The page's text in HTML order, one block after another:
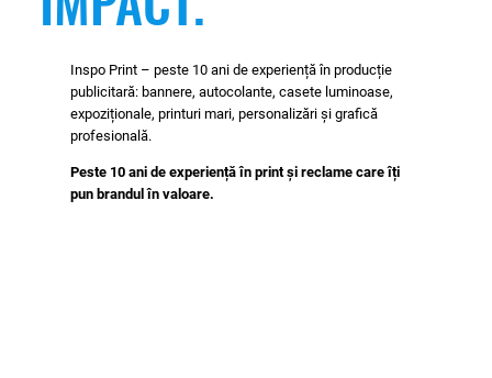
Inspo Print – peste 10 ani de experiență în producție
publicitară: bannere, autocolante, casete luminoase,
expoziționale, printuri mari, personalizări și grafică
profesională.
Peste 10 ani de experiență în print și reclame care îți
pun brandul în valoare.